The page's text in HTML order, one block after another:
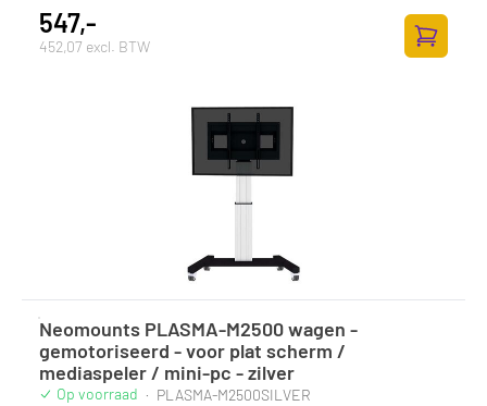
547,-
452,07 excl. BTW
Neomounts PLASMA-M2500 wagen -
gemotoriseerd - voor plat scherm /
mediaspeler / mini-pc - zilver
Op voorraad · PLASMA-M2500SILVER